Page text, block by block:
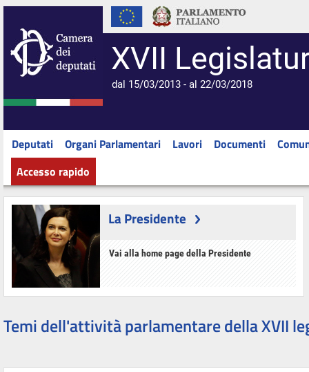
XVII
dal 15/03/2013 - al 22/03/2018
Deputati Organi Parlamentari Lavori Documenti
Accesso rapido
La Presidente
Vai alla home page della Presidente
Temi dell'attività parlamentare della XVII